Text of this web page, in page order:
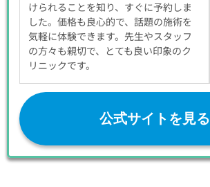
けられることを知り、すぐに予約しま
した。価格も良心的で、話題の施術を
気軽に体験できます。先生やスタッフ
の方々も親切で、とても良い印象のク
リニックです。
公式サイトを見る